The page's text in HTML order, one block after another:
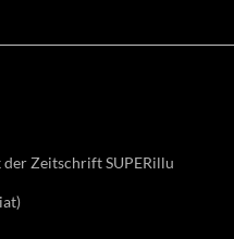
Zeitschrift SUPERillu